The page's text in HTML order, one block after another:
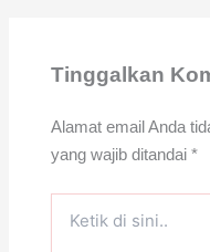
Tinggalkan
Alamat email Anda
yang wajib ditandai *